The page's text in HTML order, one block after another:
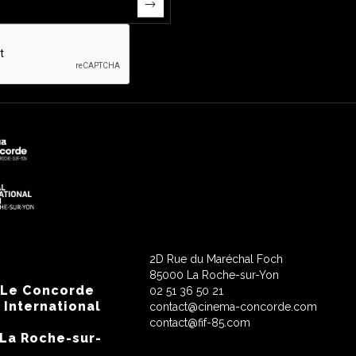
Concorde
International
Roche-sur-
2D Rue du Maréchal Foch
85000 La Roche-sur-Yon
02 51 36 50 21
contact@cinema-concorde.com
contact@fif-85.com